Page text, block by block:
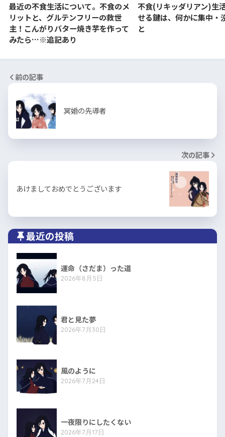
最近の不食生活について。不食のメ
リットと、グルテンフリーの救世
主！こんがりバター焼き芋を作って
みたら…※追記あり
不食(リキッダリアン)生
せる鍵は、何かに集中・
と
前の記事
冥婚の先導者
次の記事
あけましておめでとうございます
最近の投稿
運命（さだま）った道
2026年8月5日
君と見た夢
2026年7月30日
風のように
2026年7月24日
一夜限りにしたくない
2026年7月17日